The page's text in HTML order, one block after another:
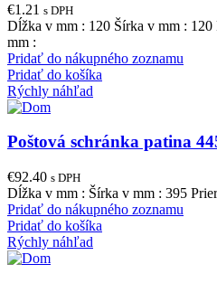
€1.21 s DPH
Dĺžka v mm : 120 Šírka v mm :
mm :
Pridať do nákupného zoznamu
Pridať do košíka
Rýchly náhľad
Poštová schránka patina
€92.40 s DPH
Dĺžka v mm : Šírka v mm : 395
Pridať do nákupného zoznamu
Pridať do košíka
Rýchly náhľad